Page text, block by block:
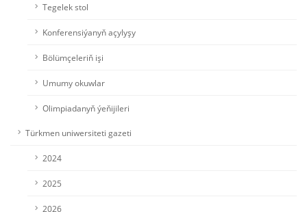
Tegelek stol
Konferensiýanyň açylyşy
Bölümçeleriň işi
Umumy okuwlar
Olimpiadanyň ýeňijileri
Türkmen uniwersiteti gazeti
2024
2025
2026